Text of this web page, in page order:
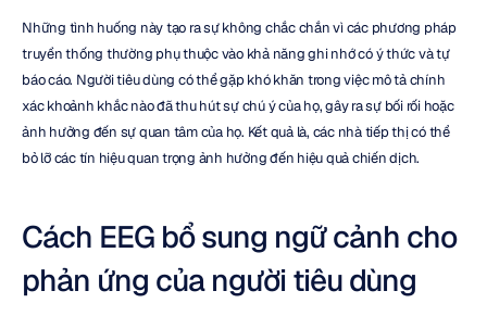
Những tình huống này tạo ra sự không chắc chắn vì các phương pháp
truyền thống thường phụ thuộc vào khả năng ghi nhớ có ý thức và tự
báo cáo. Người tiêu dùng có thể gặp khó khăn trong việc mô tả chính
xác khoảnh khắc nào đã thu hút sự chú ý của họ, gây ra sự bối rối hoặc
ảnh hưởng đến sự quan tâm của họ. Kết quả là, các nhà tiếp thị có thể
bỏ lỡ các tín hiệu quan trọng ảnh hưởng đến hiệu quả chiến dịch.
Cách EEG bổ sung ngữ cảnh cho
phản ứng của người tiêu dùng